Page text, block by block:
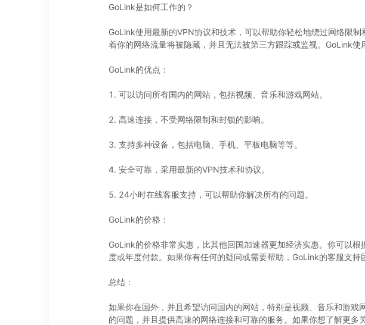
GoLink是如何工作的？
GoLink使用最新的VPN协议和技术，可以帮助你轻松地绕过网络限
着你的网络流量将被隐藏，并且无法被第三方跟踪或监视。GoLink
GoLink的优点：
1. 可以访问所有国内的网站，包括视频、音乐和游戏网站。
2. 高速连接，不受网络限制和封锁的影响。
3. 支持多种设备，包括电脑、手机、平板电脑等等。
4. 安全可靠，采用最新的VPN技术和协议。
5. 24小时在线客服支持，可以帮助你解决所有的问题。
GoLink的价格：
GoLink的价格非常实惠，比其他回国加速器更加经济实惠。你可以
度或年度付款。如果你有任何的疑问或需要帮助，GoLink的客服支持
总结：
如果你在国外，并且希望访问国内的网站，特别是视频、音乐和游
的问题，并且提供高速的网络连接和可靠的服务。如果你想了解更